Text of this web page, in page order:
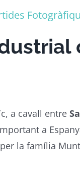
a cavall entre
a
la família